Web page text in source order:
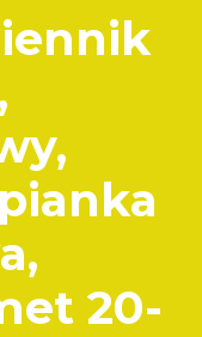
20-